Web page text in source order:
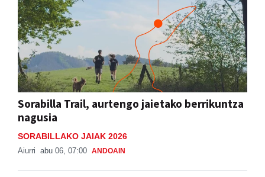
Sorabilla Trail, aurtengo jaietako berrikuntza
nagusia
SORABILLAKO JAIAK 2026
Aiurri abu 06, 07:00 ANDOAIN